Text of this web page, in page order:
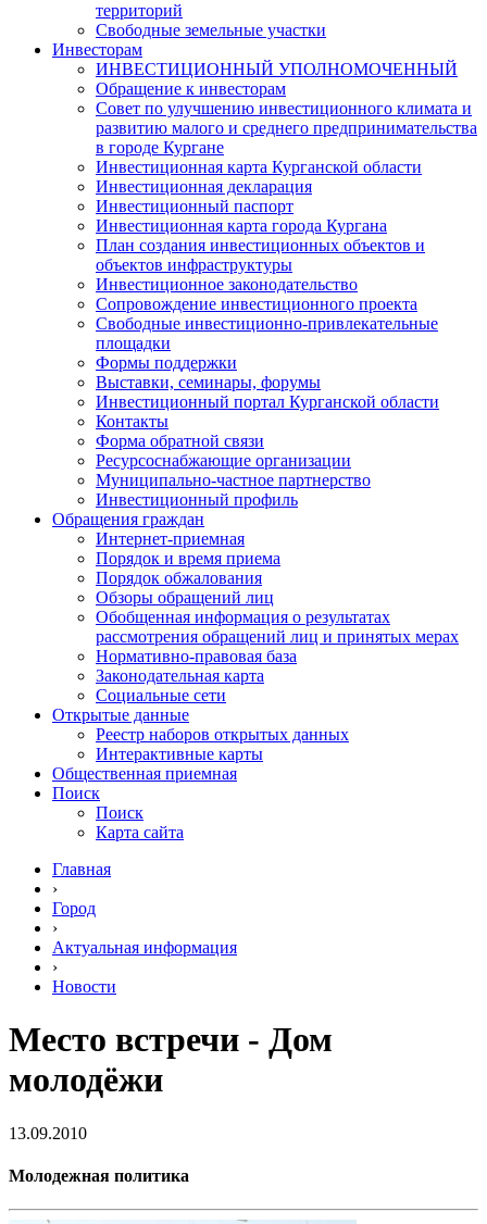
территорий
Свободные земельные участки
Инвесторам
ИНВЕСТИЦИОННЫЙ УПОЛНОМОЧЕННЫЙ
Обращение к инвесторам
Совет по улучшению инвестиционного климата и
развитию малого и среднего предпринимательства
в городе Кургане
Инвестиционная карта Курганской области
Инвестиционная декларация
Инвестиционный паспорт
Инвестиционная карта города Кургана
План создания инвестиционных объектов и
объектов инфраструктуры
Инвестиционное законодательство
Сопровождение инвестиционного проекта
Свободные инвестиционно-привлекательные
площадки
Формы поддержки
Выставки, семинары, форумы
Инвестиционный портал Курганской области
Контакты
Форма обратной связи
Ресурсоснабжающие организации
Муниципально-частное партнерство
Инвестиционный профиль
Обращения граждан
Интернет-приемная
Порядок и время приема
Порядок обжалования
Обзоры обращений лиц
Обобщенная информация о результатах
рассмотрения обращений лиц и принятых мерах
Нормативно-правовая база
Законодательная карта
Социальные сети
Открытые данные
Реестр наборов открытых данных
Интерактивные карты
Общественная приемная
Поиск
Поиск
Карта сайта
Главная
›
Город
›
Актуальная информация
›
Новости
Место встречи - Дом
молодёжи
13.09.2010
Молодежная политика